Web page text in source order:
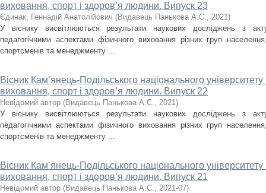
виховання, спорт і здоров’я людини. Випуск 23
Єдинак, Геннадій Анатолійович (Видавець Панькова А.С., 2021)
У віснику висвітлюються результати наукових досліджень з
педагогічними аспектами фізичного виховання різних груп населення,
спортсменів та менеджменту ...
Вісник Кам’янець-Подільського національного університету
виховання, спорт і здоров’я людини. Випуск 22
Невідомий автор (Видавець Панькова А.С., 2021)
У віснику висвітлюються результати наукових досліджень з
педагогічними аспектами фізичного виховання різних груп населення,
спортсменів та менеджменту ...
Вісник Кам’янець-Подільського національного університету
виховання, спорт і здоров’я людини. Випуск 21
Невідомий автор (Видавець Панькова А.С., 2021-07)